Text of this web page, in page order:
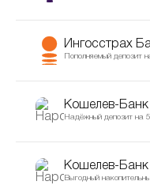
Ингосстрах
Пополняемый депозит
Кошелев-Банк
Надёжный депозит на
Кошелев-Банк
Выгодный